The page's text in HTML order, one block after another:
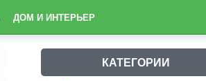
ДОМ И ИНТЕРЬЕР
КАТЕГОРИИ